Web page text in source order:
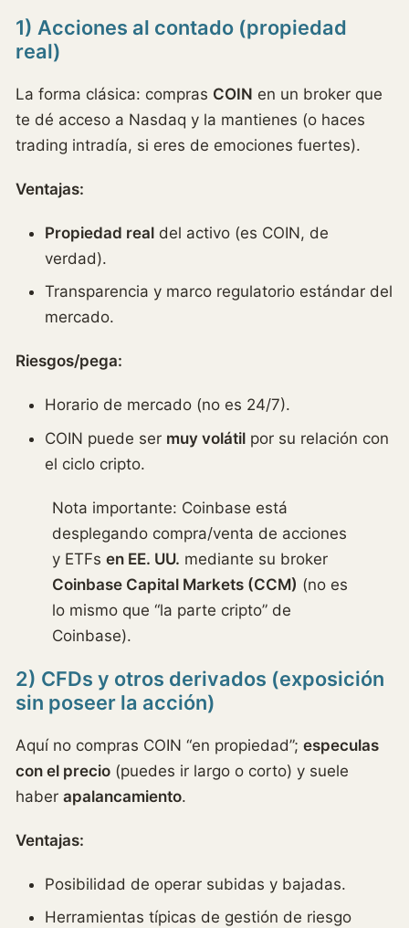
1) Acciones al contado (propiedad
real)
La forma clásica: compras COIN en un broker que
te dé acceso a Nasdaq y la mantienes (o haces
trading intradía, si eres de emociones fuertes).
Ventajas:
Propiedad real del activo (es COIN, de
verdad).
Transparencia y marco regulatorio estándar del
mercado.
Riesgos/pega:
Horario de mercado (no es 24/7).
COIN puede ser muy volátil por su relación con
el ciclo cripto.
Nota importante: Coinbase está
desplegando compra/venta de acciones
y ETFs en EE. UU. mediante su broker
Coinbase Capital Markets (CCM) (no es
lo mismo que “la parte cripto” de
Coinbase).
2) CFDs y otros derivados (exposición
sin poseer la acción)
Aquí no compras COIN “en propiedad”; especulas
con el precio (puedes ir largo o corto) y suele
haber apalancamiento.
Ventajas:
Posibilidad de operar subidas y bajadas.
Herramientas típicas de gestión de riesgo